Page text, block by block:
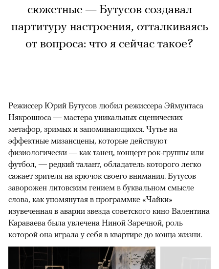
сюжетные — Бутусов создавал
партитуру настроения, отталкиваясь
от вопроса: что я сейчас такое?
Режиссер Юрий Бутусов любил режиссера Эймунтаса
Някрошюса — мастера уникальных сценических
метафор, зримых и запоминающихся. Чутье на
эффектные мизансцены, которые действуют
физиологически — как танец, концерт рок-группы или
футбол, — редкий талант, обладатель которого легко
сажает зрителя на крючок своего внимания. Бутусов
заворожен литовским гением в буквальном смысле
слова, как упомянутая в программке «Чайки»
изувеченная в аварии звезда советского кино Валентина
Караваева была увлечена Ниной Заречной, роль
которой она играла у себя в квартире до конца жизни.